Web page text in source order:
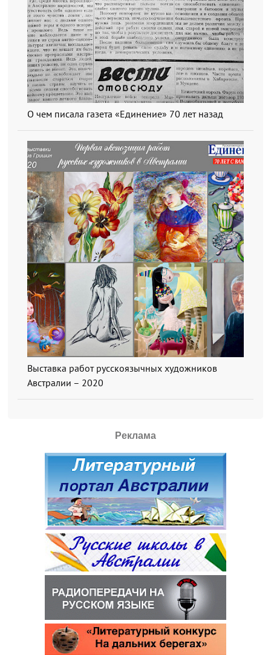
О чем писала газета «Единение» 70 лет назад
Выставка работ русскоязычных художников
Австралии – 2020
Реклама